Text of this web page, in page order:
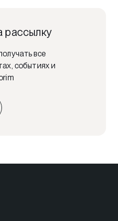
рассылку
все
событиях и